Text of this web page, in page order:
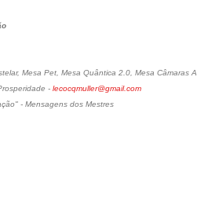
Mesa Pet, Mesa Quântica 2.0, Mesa Câmaras
- lecocqmuller@gmail.com
- Mensagens dos Mestres